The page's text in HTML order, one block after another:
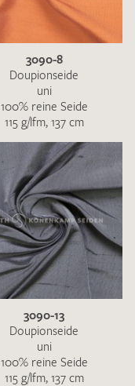
3090-8
Doupionseide
uni
100% reine Seide
115 g/lfm, 137 cm
3090-13
Doupionseide
uni
100% reine Seide
115 g/lfm, 137 cm